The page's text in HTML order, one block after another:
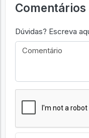
Comentários
Dúvidas? Escreva